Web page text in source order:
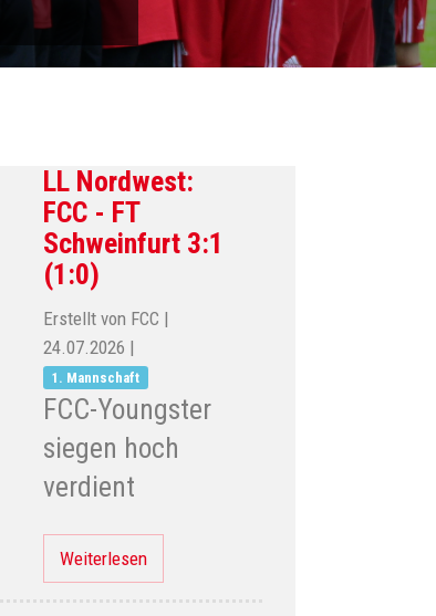
LL Nordwest:
FCC - FT
Schweinfurt 3:1
(1:0)
Erstellt von FCC |
24.07.2026 |
1. Mannschaft
FCC-Youngster
siegen hoch
verdient
Weiterlesen